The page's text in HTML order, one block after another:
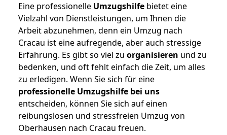
Eine professionelle Umzugshilfe bietet eine
Vielzahl von Dienstleistungen, um Ihnen die
Arbeit abzunehmen, denn ein Umzug nach
Cracau ist eine aufregende, aber auch stressige
Erfahrung. Es gibt so viel zu organisieren und zu
bedenken, und oft fehlt einfach die Zeit, um alles
zu erledigen. Wenn Sie sich für eine
professionelle Umzugshilfe bei uns
entscheiden, können Sie sich auf einen
reibungslosen und stressfreien Umzug von
Oberhausen nach Cracau freuen.